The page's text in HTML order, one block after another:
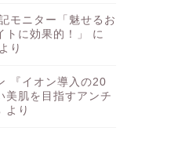
モニター「魅せるお
に効果的！」
に
より
『イオン導入の20
美肌を目指すアンチ
より